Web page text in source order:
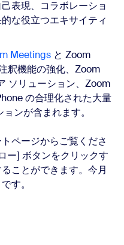
表現、コラボレーショ
な役立つエキサイティ
Meetings と Zoom
釈機能の強化、Zoom
ソリューション、Zoom
の合理化された大量
ンが含まれます。
ページからご覧くださ
ー] ボタンをクリックす
ことができます。今月
す。